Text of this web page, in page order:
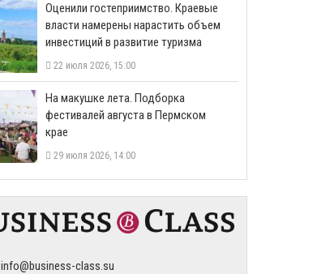
Оценили гостеприимство. Краевые
власти намерены нарастить объем
инвестиций в развитие туризма
22 июля 2026, 15:00
На макушке лета. Подборка
фестивалей августа в Пермском
крае
29 июля 2026, 14:00
info@business-class.su